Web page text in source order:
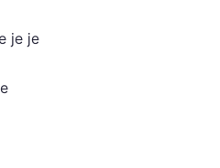
je je